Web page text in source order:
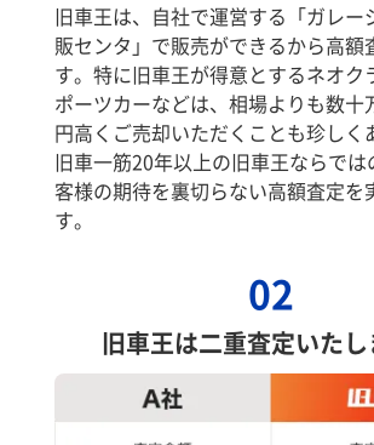
旧車王は、自社で運営する「ガレー
販センタ」で販売ができるから高額
す。特に旧車王が得意とするネオク
ポーツカーなどは、相場よりも数十
円高くご売却いただくことも珍しく
旧車一筋20年以上の旧車王ならでは
客様の期待を裏切らない高額査定を
す。
02
旧車王は二重査定いた